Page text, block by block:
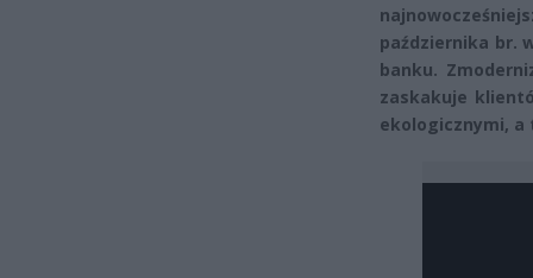
października br.
banku.
zaskakuje
ekologicznymi, a